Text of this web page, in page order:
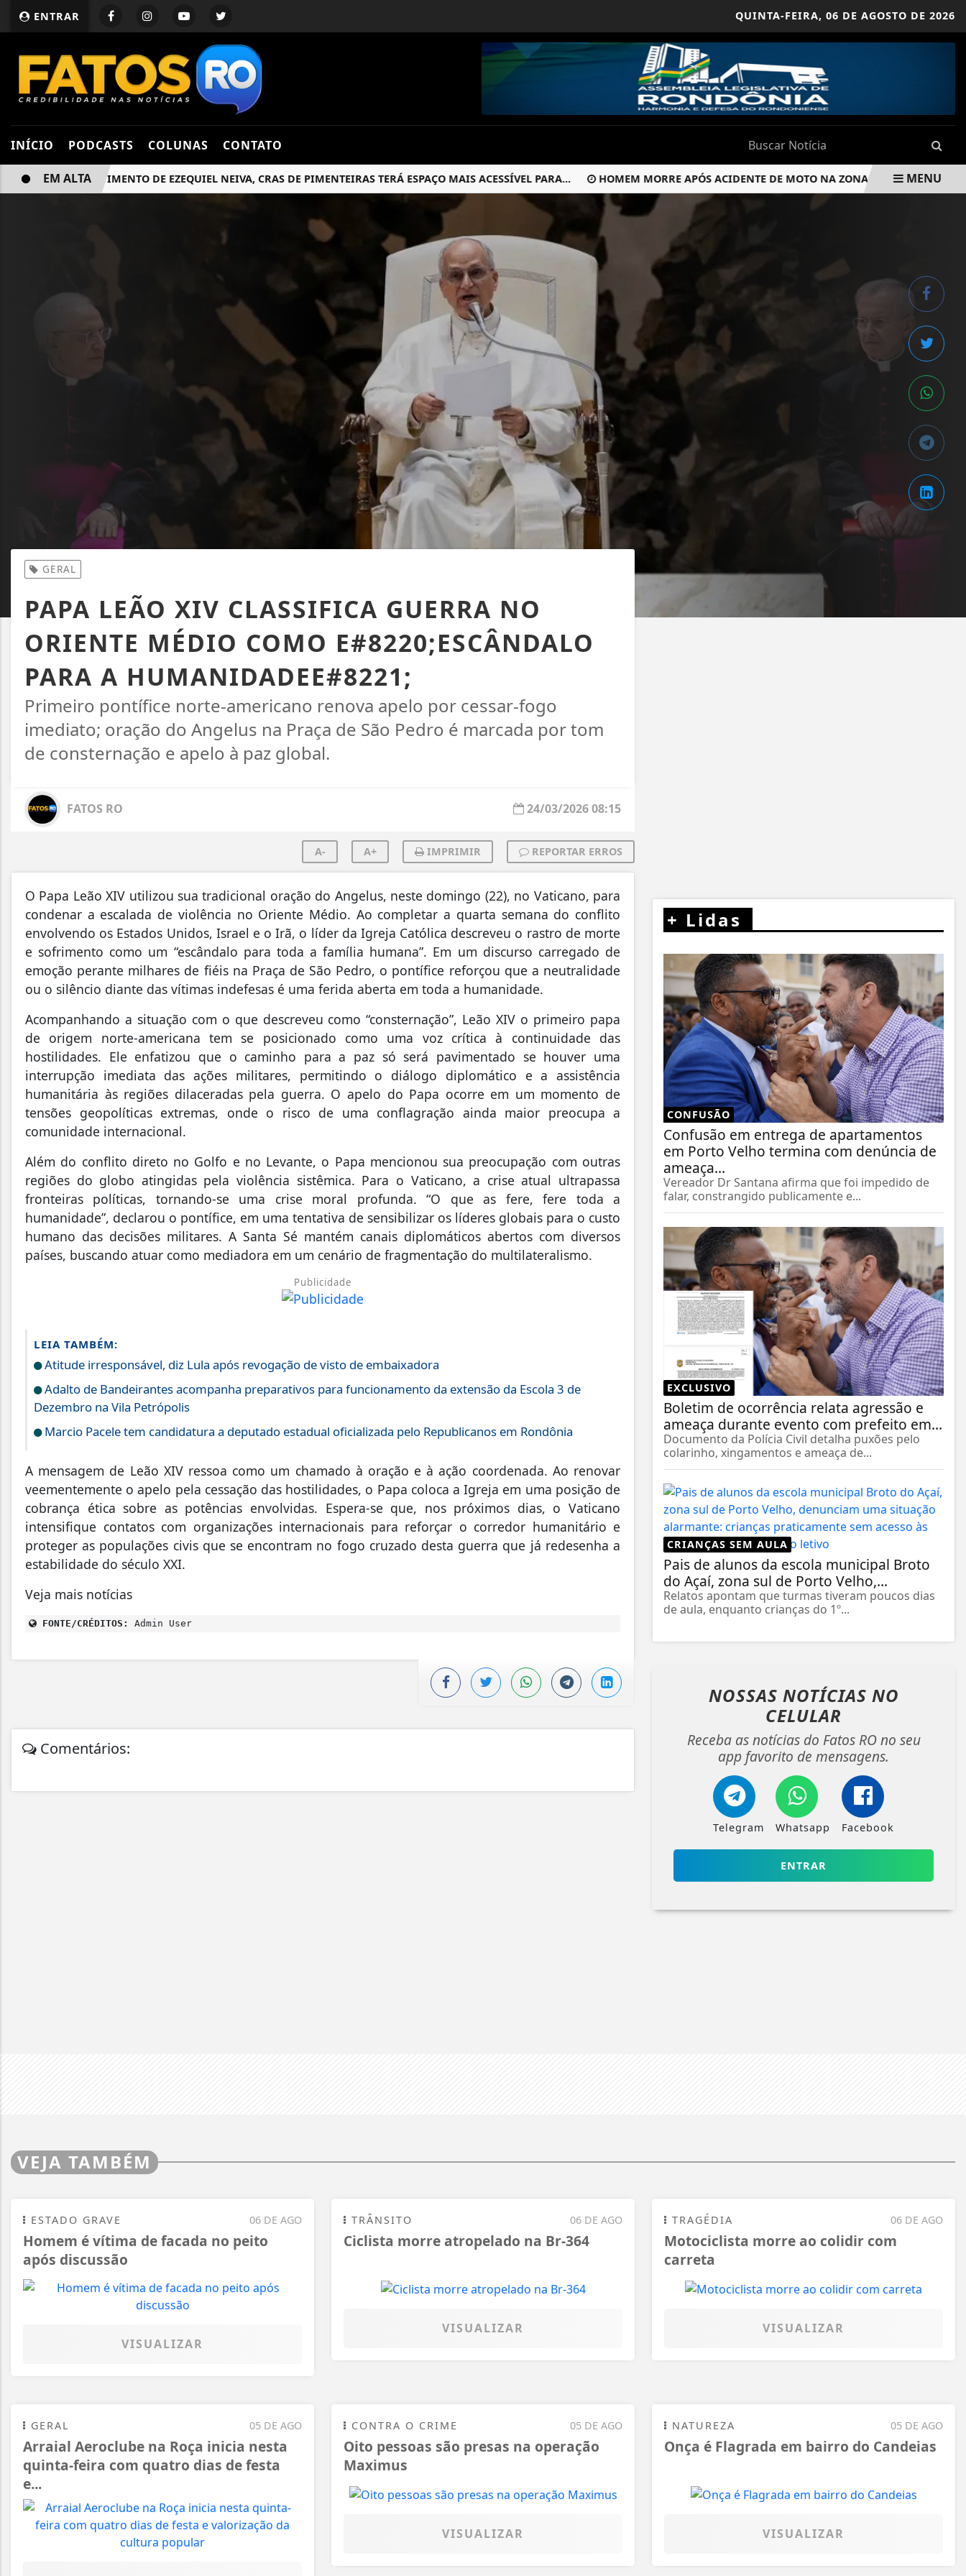
ENTRAR QUINTA-FEIRA, 06 DE AGOSTO DE 2026
INÍCIO PODCASTS COLUNAS CONTATO
COM INVESTIMENTO DE EZEQUIEL NEIVA, CRAS DE PIMENTEIRAS TERÁ ESPAÇO MAIS ACESSÍVEL PARA... HOMEM MORRE APÓS ACIDENTE DE MOTO NA ZONA SUL FARMÁCIA
EM ALTA MENU
GERAL
PAPA LEÃO XIV CLASSIFICA GUERRA NO
ORIENTE MÉDIO COMO E#8220;ESCÂNDALO
PARA A HUMANIDADEE#8221;
Primeiro pontífice norte-americano renova apelo por cessar-fogo
imediato; oração do Angelus na Praça de São Pedro é marcada por tom
de consternação e apelo à paz global.
FATOS RO 24/03/2026 08:15
A- A+ IMPRIMIR REPORTAR ERROS
O Papa Leão XIV utilizou sua tradicional oração do Angelus, neste domingo (22), no Vaticano, para
condenar a escalada de violência no Oriente Médio. Ao completar a quarta semana do conflito
envolvendo os Estados Unidos, Israel e o Irã, o líder da Igreja Católica descreveu o rastro de morte
e sofrimento como um “escândalo para toda a família humana”. Em um discurso carregado de
emoção perante milhares de fiéis na Praça de São Pedro, o pontífice reforçou que a neutralidade
ou o silêncio diante das vítimas indefesas é uma ferida aberta em toda a humanidade.
Acompanhando a situação com o que descreveu como “consternação”, Leão XIV o primeiro papa
de origem norte-americana tem se posicionado como uma voz crítica à continuidade das
hostilidades. Ele enfatizou que o caminho para a paz só será pavimentado se houver uma
interrupção imediata das ações militares, permitindo o diálogo diplomático e a assistência
humanitária às regiões dilaceradas pela guerra. O apelo do Papa ocorre em um momento de
tensões geopolíticas extremas, onde o risco de uma conflagração ainda maior preocupa a
comunidade internacional.
Além do conflito direto no Golfo e no Levante, o Papa mencionou sua preocupação com outras
regiões do globo atingidas pela violência sistêmica. Para o Vaticano, a crise atual ultrapassa
fronteiras políticas, tornando-se uma crise moral profunda. “O que as fere, fere toda a
humanidade”, declarou o pontífice, em uma tentativa de sensibilizar os líderes globais para o custo
humano das decisões militares. A Santa Sé mantém canais diplomáticos abertos com diversos
países, buscando atuar como mediadora em um cenário de fragmentação do multilateralismo.
Publicidade
LEIA TAMBÉM:
Atitude irresponsável, diz Lula após revogação de visto de embaixadora
Adalto de Bandeirantes acompanha preparativos para funcionamento da extensão da Escola 3 de
Dezembro na Vila Petrópolis
Marcio Pacele tem candidatura a deputado estadual oficializada pelo Republicanos em Rondônia
A mensagem de Leão XIV ressoa como um chamado à oração e à ação coordenada. Ao renovar
veementemente o apelo pela cessação das hostilidades, o Papa coloca a Igreja em uma posição de
cobrança ética sobre as potências envolvidas. Espera-se que, nos próximos dias, o Vaticano
intensifique contatos com organizações internacionais para reforçar o corredor humanitário e
proteger as populações civis que se encontram no fogo cruzado desta guerra que já redesenha a
estabilidade do século XXI.
Veja mais notícias
FONTE/CRÉDITOS: Admin User
Comentários:
+ Lidas
CONFUSÃO
Confusão em entrega de apartamentos
em Porto Velho termina com denúncia de
ameaça...
Vereador Dr Santana afirma que foi impedido de
falar, constrangido publicamente e...
EXCLUSIVO
Boletim de ocorrência relata agressão e
ameaça durante evento com prefeito em...
Documento da Polícia Civil detalha puxões pelo
colarinho, xingamentos e ameaça de...
CRIANÇAS SEM AULA
Pais de alunos da escola municipal Broto
do Açaí, zona sul de Porto Velho,...
Relatos apontam que turmas tiveram poucos dias
de aula, enquanto crianças do 1º...
NOSSAS NOTÍCIAS NO
CELULAR
Receba as notícias do Fatos RO no seu
app favorito de mensagens.
Telegram Whatsapp Facebook
ENTRAR
VEJA TAMBÉM
06 DE AGO
ESTADO GRAVE
Homem é vítima de facada no peito
após discussão
VISUALIZAR
06 DE AGO
TRÂNSITO
Ciclista morre atropelado na Br-364
VISUALIZAR
06 DE AGO
TRAGÉDIA
Motociclista morre ao colidir com
carreta
VISUALIZAR
05 DE AGO
GERAL
Arraial Aeroclube na Roça inicia nesta
quinta-feira com quatro dias de festa
e...
05 DE AGO
CONTRA O CRIME
Oito pessoas são presas na operação
Maximus
VISUALIZAR
05 DE AGO
NATUREZA
Onça é Flagrada em bairro do Candeias
VISUALIZAR